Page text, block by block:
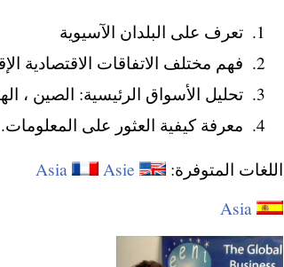
تعرف على البلدان الآسيوية
فهم مختلف الاتفاقات الاقتصادية
تحليل الأسواق الرئيسية: الصين ،
معرفة كيفية العثور على المعلومات.
اللغات المتوفرة:
Asia
Asie
Asia